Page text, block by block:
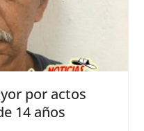
por actos
14 años